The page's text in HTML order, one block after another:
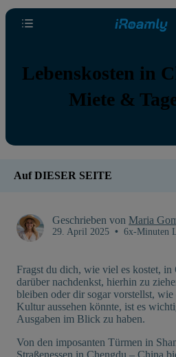
Lebenskosten in
Miete &
Auf DIESER SEITE
Geschrieben von Maria
29. April 2025 • 6x-Minuten
Fragst du dich, wie viel es kostet, in
darüber nachdenkst, hierhin zu
bleiben oder dir sogar vorstellst,
Kultur aussehen könnte, ist es
Ausgaben im Blick zu haben.
Von den imposanten Türmen in
Straßenessen in Chengdu – China